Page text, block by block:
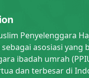
Penyelenggara
sebagai asosiasi
ibadah umrah
dan terbesar di